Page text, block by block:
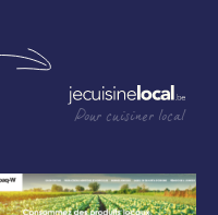
Pour cuisiner local